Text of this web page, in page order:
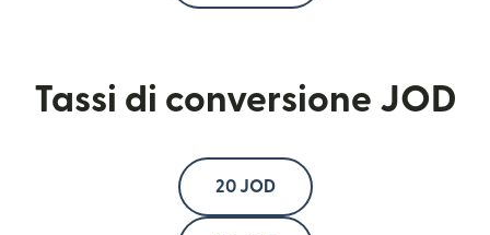
Tassi di conversione JOD
20 JOD